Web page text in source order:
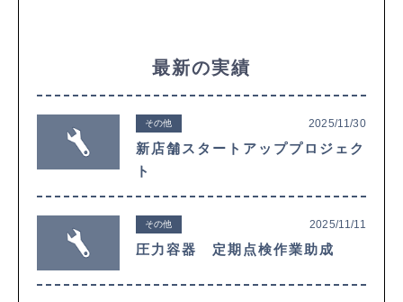
最新の実績
その他 2025/11/30
新店舗スタートアッププロジェク
ト
その他 2025/11/11
圧力容器 定期点検作業助成